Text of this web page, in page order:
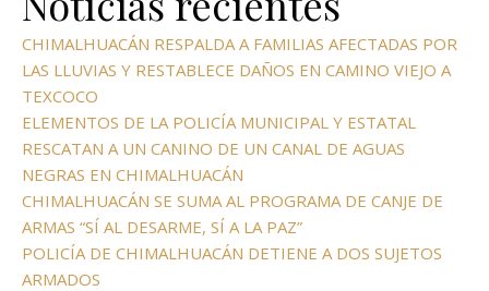
CHIMALHUACÁN RESPALDA A FAMILIAS AFECTADAS POR
LAS LLUVIAS Y RESTABLECE DAÑOS EN CAMINO VIEJO A
TEXCOCO
ELEMENTOS DE LA POLICÍA MUNICIPAL Y ESTATAL
RESCATAN A UN CANINO DE UN CANAL DE AGUAS
NEGRAS EN CHIMALHUACÁN
CHIMALHUACÁN SE SUMA AL PROGRAMA DE CANJE DE
ARMAS “SÍ AL DESARME, SÍ A LA PAZ”
POLICÍA DE CHIMALHUACÁN DETIENE A DOS SUJETOS
ARMADOS